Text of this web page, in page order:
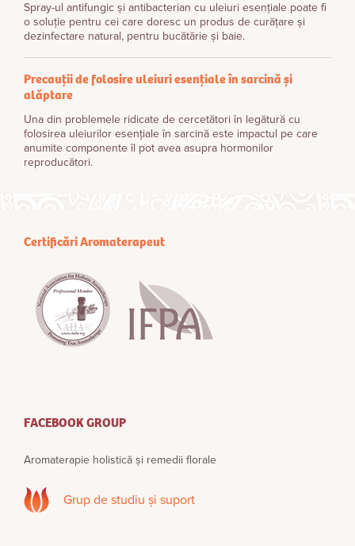
Spray-ul antifungic și antibacterian cu uleiuri esențiale poate fi
o soluție pentru cei care doresc un produs de curățare și
dezinfectare natural, pentru bucătărie și baie.
Precauții de folosire uleiuri esențiale în sarcină și
alăptare
Una din problemele ridicate de cercetători în legătură cu
folosirea uleiurilor esenţiale în sarcină este impactul pe care
anumite componente îl pot avea asupra hormonilor
reproducători.
Certificări Aromaterapeut
FACEBOOK GROUP
Aromaterapie holistică și remedii florale
Grup de studiu și suport